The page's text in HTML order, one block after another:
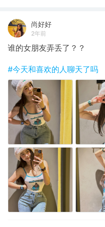
尚好好
2年前
谁的女朋友弄丢了？？
#今天和喜欢的人聊天了吗